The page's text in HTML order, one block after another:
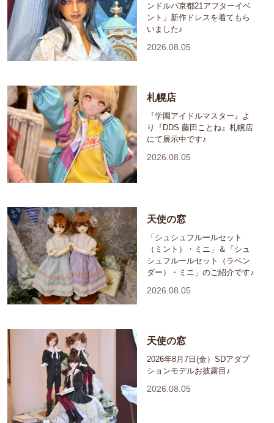
ンドルパ京都21アフターイベ
ント」新作ドレスを着てもら
いました♪
2026.08.05
札幌店
『学園アイドルマスター』よ
り『DDS 藤田ことね』札幌店
にて展示中です♪
2026.08.05
天使の窓
「シュシュフルールセット
（ミント）・ミニ」＆「シュ
シュフルールセット（ラベン
ダー）・ミニ」のご紹介です♪
2026.08.05
天使の窓
2026年8月7日(金）SDアダプ
ションモデルお披露目♪
2026.08.05